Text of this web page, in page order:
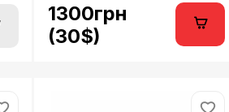
5 шт...
1300грн
(30$)